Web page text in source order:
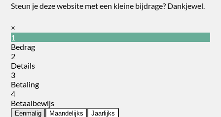
Steun je deze website met een kleine bijdrage? Dankjewel.